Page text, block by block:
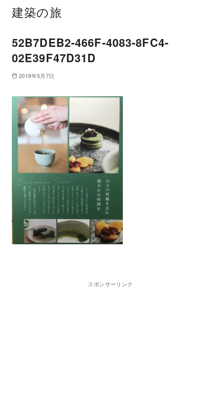
建築の旅
52B7DEB2-466F-4083-8FC4-
02E39F47D31D
2019年5月7日
スポンサーリンク